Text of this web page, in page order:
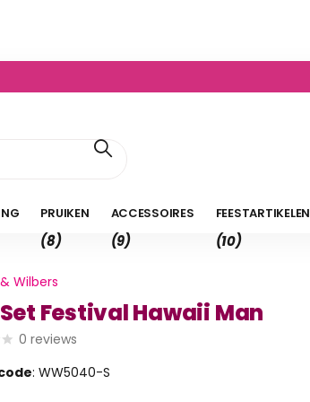
PRUIKEN
(8)
ACCESSOIRES
(9)
FEESTARTIKELEN
(10)
Wilbers
Festival Hawaii Man
0 reviews
: WW5040-S